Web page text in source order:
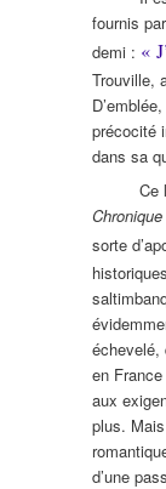
fournis
demi : «
Trouville,
précocité
dans sa
Ce
sorte
échevelé,
en
aux
plus.
d’une